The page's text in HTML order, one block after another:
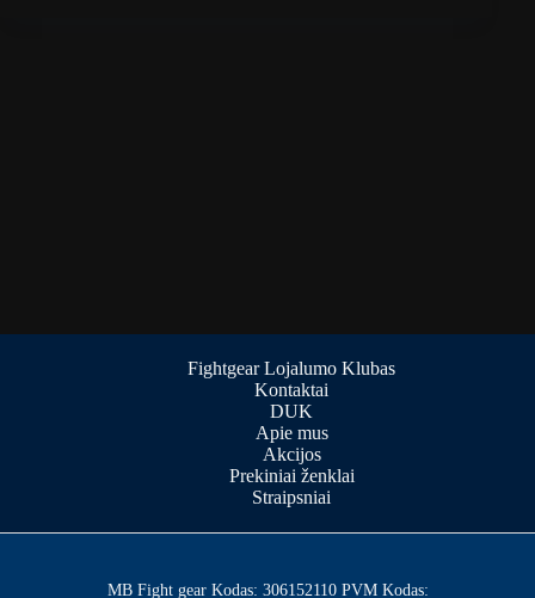
Fightgear Lojalumo Klubas
Kontaktai
DUK
Apie mus
Akcijos
Prekiniai ženklai
Straipsniai
MB Fight gear Kodas: 306152110 PVM Kodas: